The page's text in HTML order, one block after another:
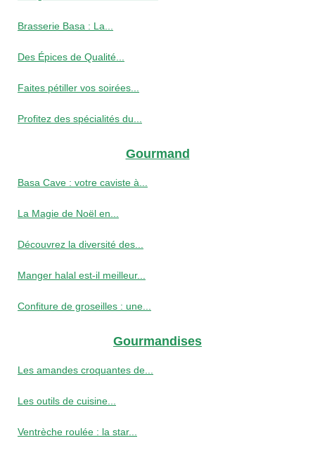
Brasserie Basa : La...
Des Épices de Qualité...
Faites pétiller vos soirées...
Profitez des spécialités du...
Gourmand
Basa Cave : votre caviste à...
La Magie de Noël en...
Découvrez la diversité des...
Manger halal est-il meilleur...
Confiture de groseilles : une...
Gourmandises
Les amandes croquantes de...
Les outils de cuisine...
Ventrèche roulée : la star...